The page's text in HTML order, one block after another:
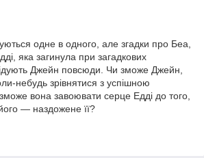
одне в одного, але згадки про Беа,
яка загинула при загадкових
Джейн повсюди. Чи зможе Джейн,
небудь зрівнятися з успішною
вона завоювати серце Едді до того,
— наздожене її?